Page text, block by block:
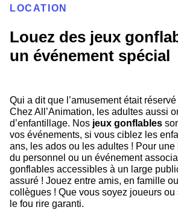
LOCATION
Louez des jeux
un événement spécial
Qui a dit que l’amusement était
Chez All’Animation, les adultes aussi
d’enfantillage. Nos jeux gonflables
vos événements, si vous ciblez les
ans, les ados ou les adultes ! Pour une
du personnel ou un événement
gonflables accessibles à un large
assuré ! Jouez entre amis, en famille
collègues ! Que vous soyez joueurs ou
le fou rire garanti.